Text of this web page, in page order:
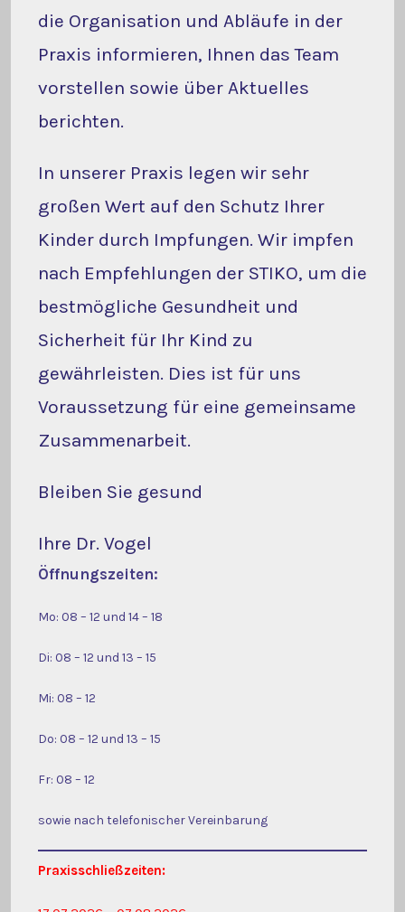
die Organisation und Abläufe in der
Praxis informieren, Ihnen das Team
vorstellen sowie über Aktuelles
berichten.
In unserer Praxis legen wir sehr
großen Wert auf den Schutz Ihrer
Kinder durch Impfungen. Wir impfen
nach Empfehlungen der STIKO, um die
bestmögliche Gesundheit und
Sicherheit für Ihr Kind zu
gewährleisten. Dies ist für uns
Voraussetzung für eine gemeinsame
Zusammenarbeit.
Bleiben Sie gesund
Ihre Dr. Vogel
Öffnungszeiten:
Mo: 08 – 12 und 14 – 18
Di: 08 – 12 und 13 – 15
Mi: 08 – 12
Do: 08 – 12 und 13 – 15
Fr: 08 – 12
sowie nach telefonischer Vereinbarung
Praxisschließzeiten: